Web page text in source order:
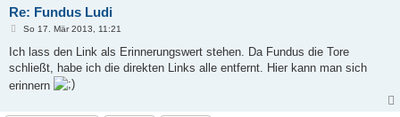
Re: Fundus Ludi
B
i
r
a
g
So 17. Mär 2013, 11:21
Ich lass den Link als Erinnerungswert stehen. Da Fundus die Tore
schließt, habe ich die direkten Links alle entfernt. Hier kann man sich
erinnern